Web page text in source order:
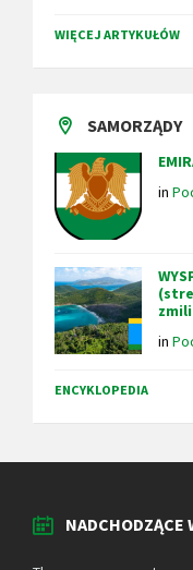
WIĘCEJ ARTYKUŁÓW
SAMORZĄDY
in
in
ENCYKLOPEDIA
NADCHODZĄCE